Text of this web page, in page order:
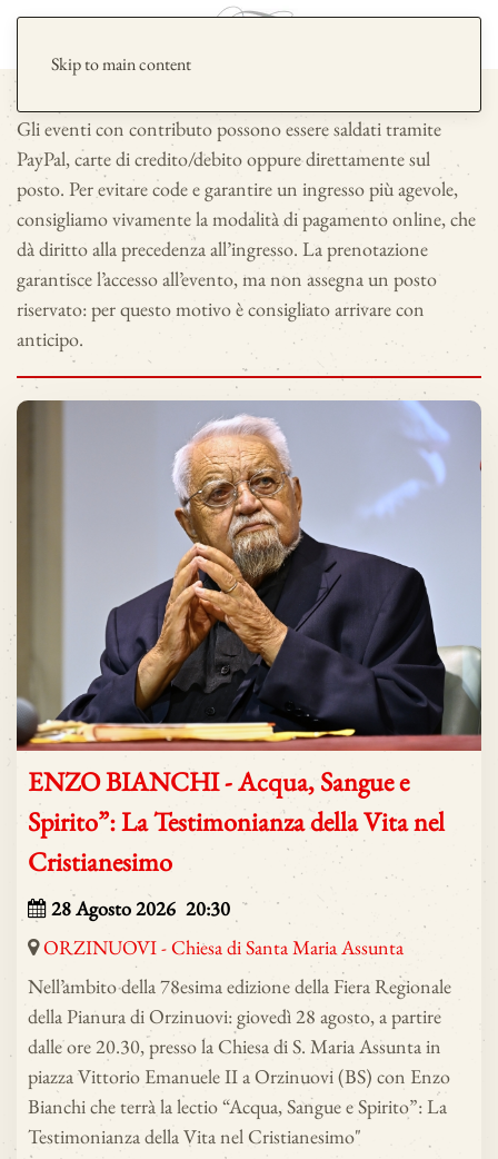
Skip to main content
Gli eventi con contributo possono essere saldati tramite
PayPal, carte di credito/debito oppure direttamente sul
posto. Per evitare code e garantire un ingresso più agevole,
consigliamo vivamente la modalità di pagamento online, che
dà diritto alla precedenza all’ingresso. La prenotazione
garantisce l’accesso all’evento, ma non assegna un posto
riservato: per questo motivo è consigliato arrivare con
anticipo.
ENZO BIANCHI - Acqua, Sangue e
Spirito”: La Testimonianza della Vita nel
Cristianesimo
28Agosto 2026 20:30
ORZINUOVI - Chiesa di Santa Maria Assunta
Nell’ambito della 78esima edizione della Fiera Regionale
della Pianura di Orzinuovi: giovedì 28 agosto, a partire
dalle ore 20.30, presso la Chiesa di S. Maria Assunta in
piazza Vittorio Emanuele II a Orzinuovi (BS) con Enzo
Bianchi che terrà la lectio “Acqua, Sangue e Spirito”: La
Testimonianza della Vita nel Cristianesimo"